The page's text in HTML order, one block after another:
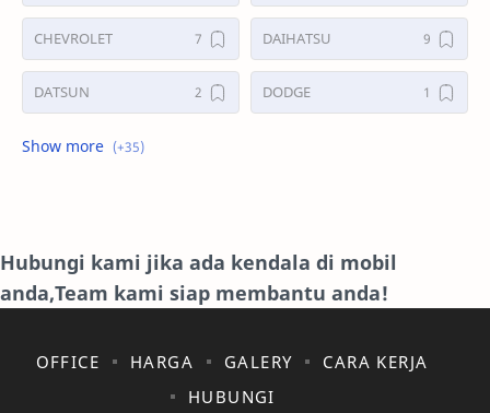
CHEVROLET DAIHATSU
DATSUN DODGE
FORD
INTERNET ISUZU
JAGUAR. KAKI-KAKI
KIA KONSULTASI
Hubungi kami jika ada kendala di mobil
anda,Team kami siap membantu anda!
OFFICE HARGA GALERY
CARA KERJA
HUBUNGI